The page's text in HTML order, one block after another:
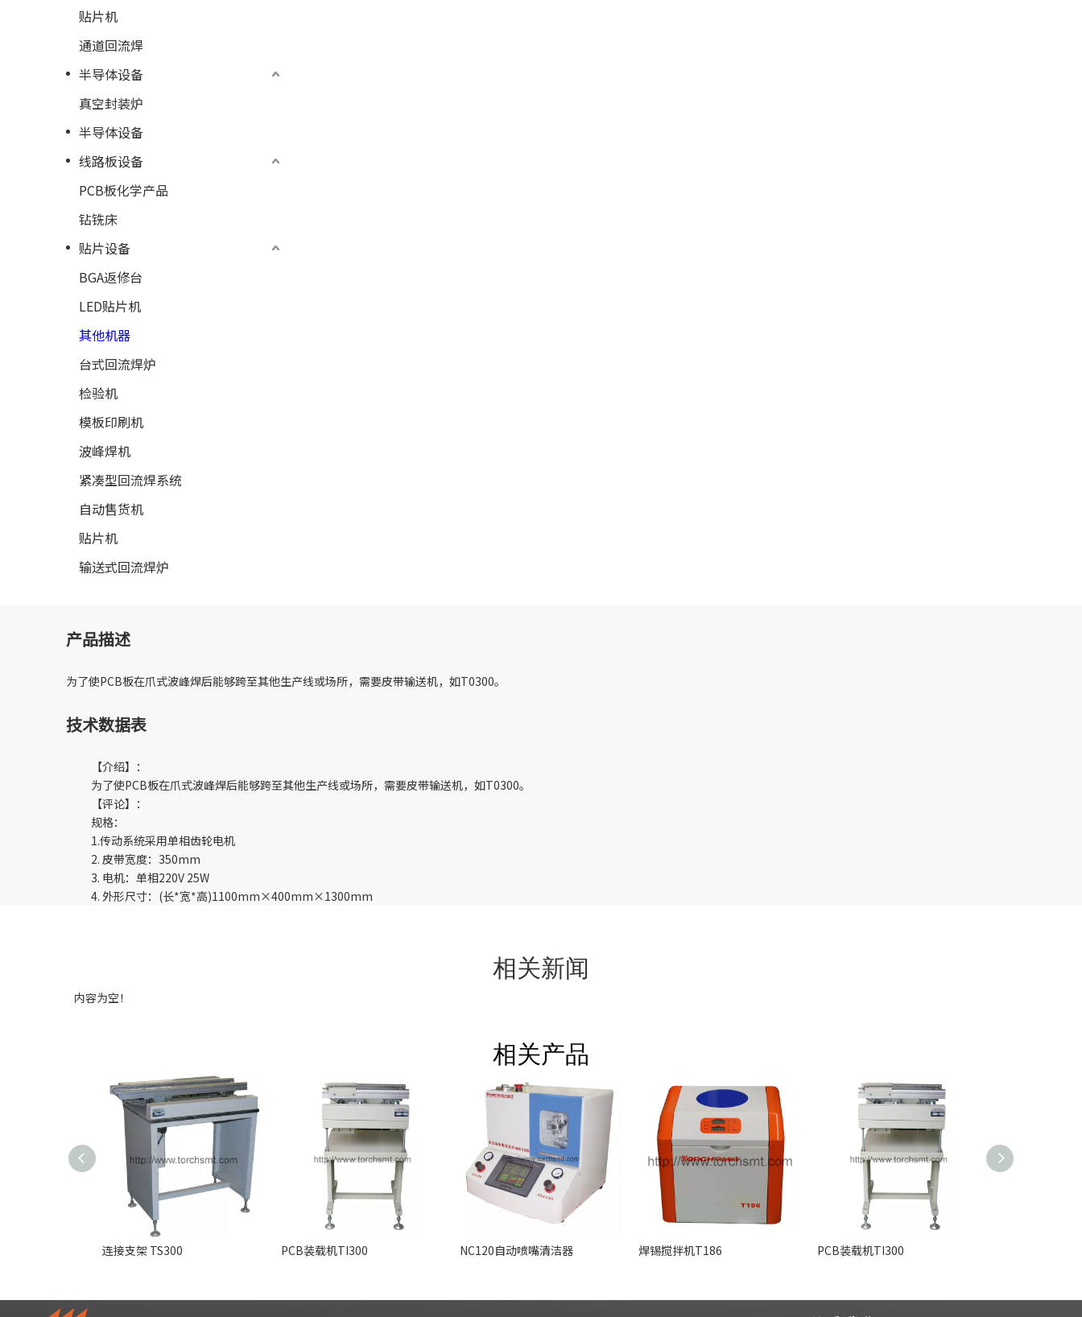
贴片机
通道回流焊
半导体设备
真空封装炉
半导体设备
线路板设备
PCB板化学产品
钻铣床
贴片设备
BGA返修台
LED贴片机
其他机器
台式回流焊炉
检验机
模板印刷机
波峰焊机
紧凑型回流焊系统
自动售货机
贴片机
输送式回流焊炉
产品描述
为了使PCB板在爪式波峰焊后能够跨至其他生产线或场所，需要皮带输送机，如T0300。
技术数据表
【介绍】：
为了使PCB板在爪式波峰焊后能够跨至其他生产线或场所，需要皮带输送机，如T0300。
【评论】：
规格：
1.传动系统采用单相齿轮电机
2. 皮带宽度：350mm
3. 电机：单相220V 25W
4. 外形尺寸：(长*宽*高)1100mm×400mm×1300mm
相关新闻
内容为空！
相关产品
连接支架 TS300 PCB装载机TI300 NC120自动喷嘴清洁器 焊锡搅拌机T186 PCB装载机TI300